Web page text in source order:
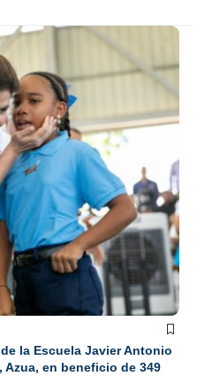
la Escuela Javier Antonio
Azua, en beneficio de 349